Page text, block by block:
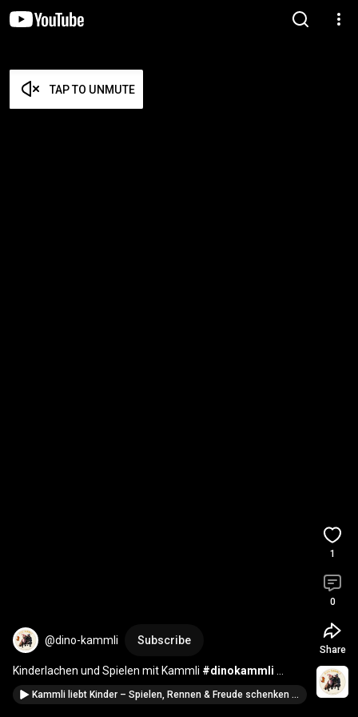
TAP TO UNMUTE
@dino-kammli Subscribe
Kinderlachen und Spielen mit Kammli #dinokammli
#bitburg
Kammli liebt Kinder – Spielen, Rennen & Freude schenken 🦕✨ #dinokammli #sozialerroboter
1
0
Share